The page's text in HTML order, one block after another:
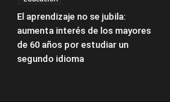
El aprendizaje no se jubila:
aumenta interés de los mayores
de 60 años por estudiar un
segundo idioma